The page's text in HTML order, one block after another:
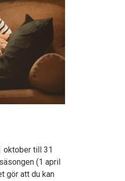
oktober till 31
(1 april
gör att du kan